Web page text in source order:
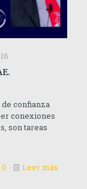
confianza
conexiones
son tareas
0 Leer más